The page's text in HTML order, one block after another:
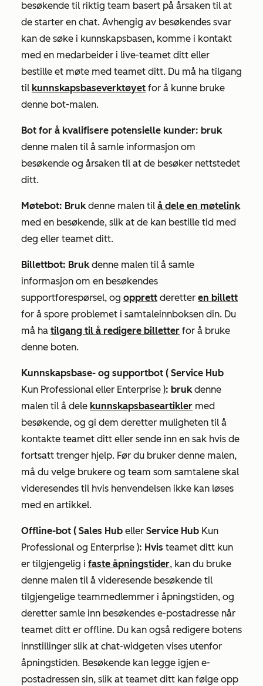
besøkende til riktig team basert på årsaken til at
de starter en chat. Avhengig av besøkendes svar
kan de søke i kunnskapsbasen, komme i kontakt
med en medarbeider i live-teamet ditt eller
bestille et møte med teamet ditt. Du må ha tilgang
til kunnskapsbaseverktøyet for å kunne bruke
denne bot-malen.
Bot for å kvalifisere potensielle kunder: bruk
denne malen til å samle informasjon om
besøkende og årsaken til at de besøker nettstedet
ditt.
Møtebot: Brukdenne malen til å dele en møtelink
med en besøkende, slik at de kan bestille tid med
deg eller teamet ditt.
Billettbot: Brukdenne malen til å samle
informasjon om en besøkendes
supportforespørsel, og opprett deretter en billett
for å spore problemet i samtaleinnboksen din. Du
må ha tilgang til å redigere billetter for å bruke
denne boten.
Kunnskapsbase- og supportbot ( Service Hub
Kun Professional eller Enterprise ): brukdenne
malen til å dele kunnskapsbaseartikler med
besøkende, og gi dem deretter muligheten til å
kontakte teamet ditt eller sende inn en sak hvis de
fortsatt trenger hjelp. Før du bruker denne malen,
må du velge brukere og team som samtalene skal
videresendes til hvis henvendelsen ikke kan løses
med en artikkel.
Offline-bot ( Sales Hub eller Service Hub Kun
Professional og Enterprise ): Hvis teamet ditt kun
er tilgjengelig i faste åpningstider, kan du bruke
denne malen til å videresende besøkende til
tilgjengelige teammedlemmer i åpningstiden, og
deretter samle inn besøkendes e-postadresse når
teamet ditt er offline. Du kan også redigere botens
innstillinger slik at chat-widgeten vises utenfor
åpningstiden. Besøkende kan legge igjen e-
postadressen sin, slik at teamet ditt kan følge opp